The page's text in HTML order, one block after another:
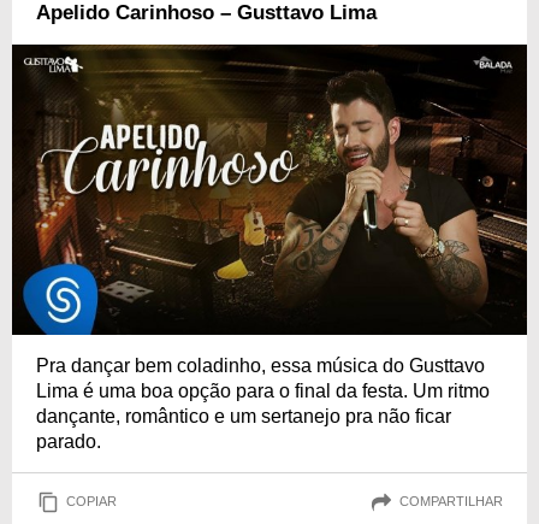
Apelido Carinhoso – Gusttavo Lima
Pra dançar bem coladinho, essa música do Gusttavo
Lima é uma boa opção para o final da festa. Um ritmo
dançante, romântico e um sertanejo pra não ficar
parado.
COPIAR COMPARTILHAR